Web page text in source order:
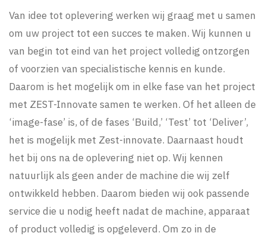
Van idee tot oplevering werken wij graag met u samen
om uw project tot een succes te maken. Wij kunnen u
van begin tot eind van het project volledig ontzorgen
of voorzien van specialistische kennis en kunde.
Daarom is het mogelijk om in elke fase van het project
met ZEST-Innovate samen te werken. Of het alleen de
‘image-fase’ is, of de fases ‘Build,’ ‘Test’ tot ‘Deliver’,
het is mogelijk met Zest-innovate. Daarnaast houdt
het bij ons na de oplevering niet op. Wij kennen
natuurlijk als geen ander de machine die wij zelf
ontwikkeld hebben. Daarom bieden wij ook passende
service die u nodig heeft nadat de machine, apparaat
of product volledig is opgeleverd. Om zo in de